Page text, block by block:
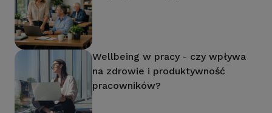
Wellbeing w pracy - czy wpływa
na zdrowie i produktywność
pracowników?